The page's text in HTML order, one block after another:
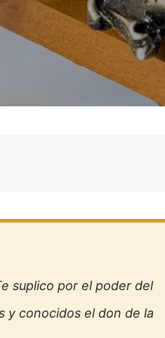
suplico por el poder del
y conocidos el don de la